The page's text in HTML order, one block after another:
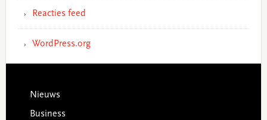
Reacties feed
WordPress.org
Footer
Nieuws
Business